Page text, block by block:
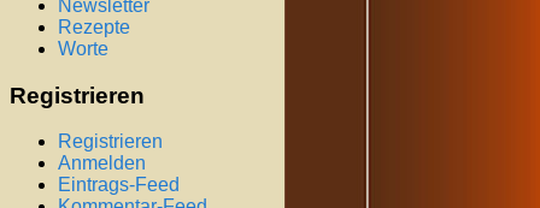
Newsletter
Rezepte
Worte
Registrieren
Registrieren
Anmelden
Eintrags-Feed